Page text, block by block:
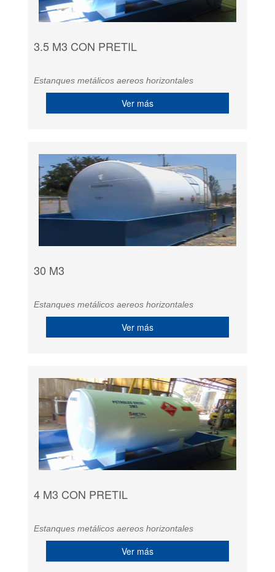
3.5 M3 CON PRETIL
Estanques metálicos aereos horizontales
Ver más
30 M3
Estanques metálicos aereos horizontales
Ver más
4 M3 CON PRETIL
Estanques metálicos aereos horizontales
Ver más